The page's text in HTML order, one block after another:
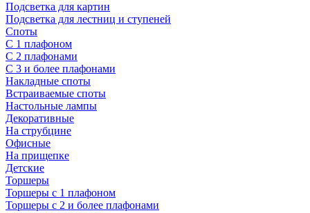
Подсветка для картин
Подсветка для лестниц и ступеней
Споты
С 1 плафоном
С 2 плафонами
С 3 и более плафонами
Накладные споты
Встраиваемые споты
Настольные лампы
Декоративные
На струбцине
Офисные
На прищепке
Детские
Торшеры
Торшеры с 1 плафоном
Торшеры с 2 и более плафонами